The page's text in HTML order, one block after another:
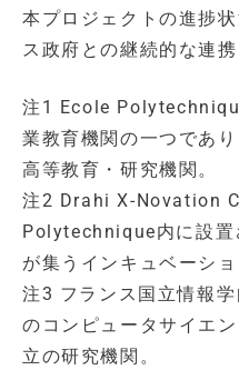
本プロジェクトの進捗
ス政府との継続的な連
注1 Ecole
業教育機関の一つであ
高等教育・研究機関。
注2 Drahi X-Novation
Polytechnique内に設置
が集うインキュベーショ
注3 フランス国立情報
のコンピュータサイエ
立の研究機関。